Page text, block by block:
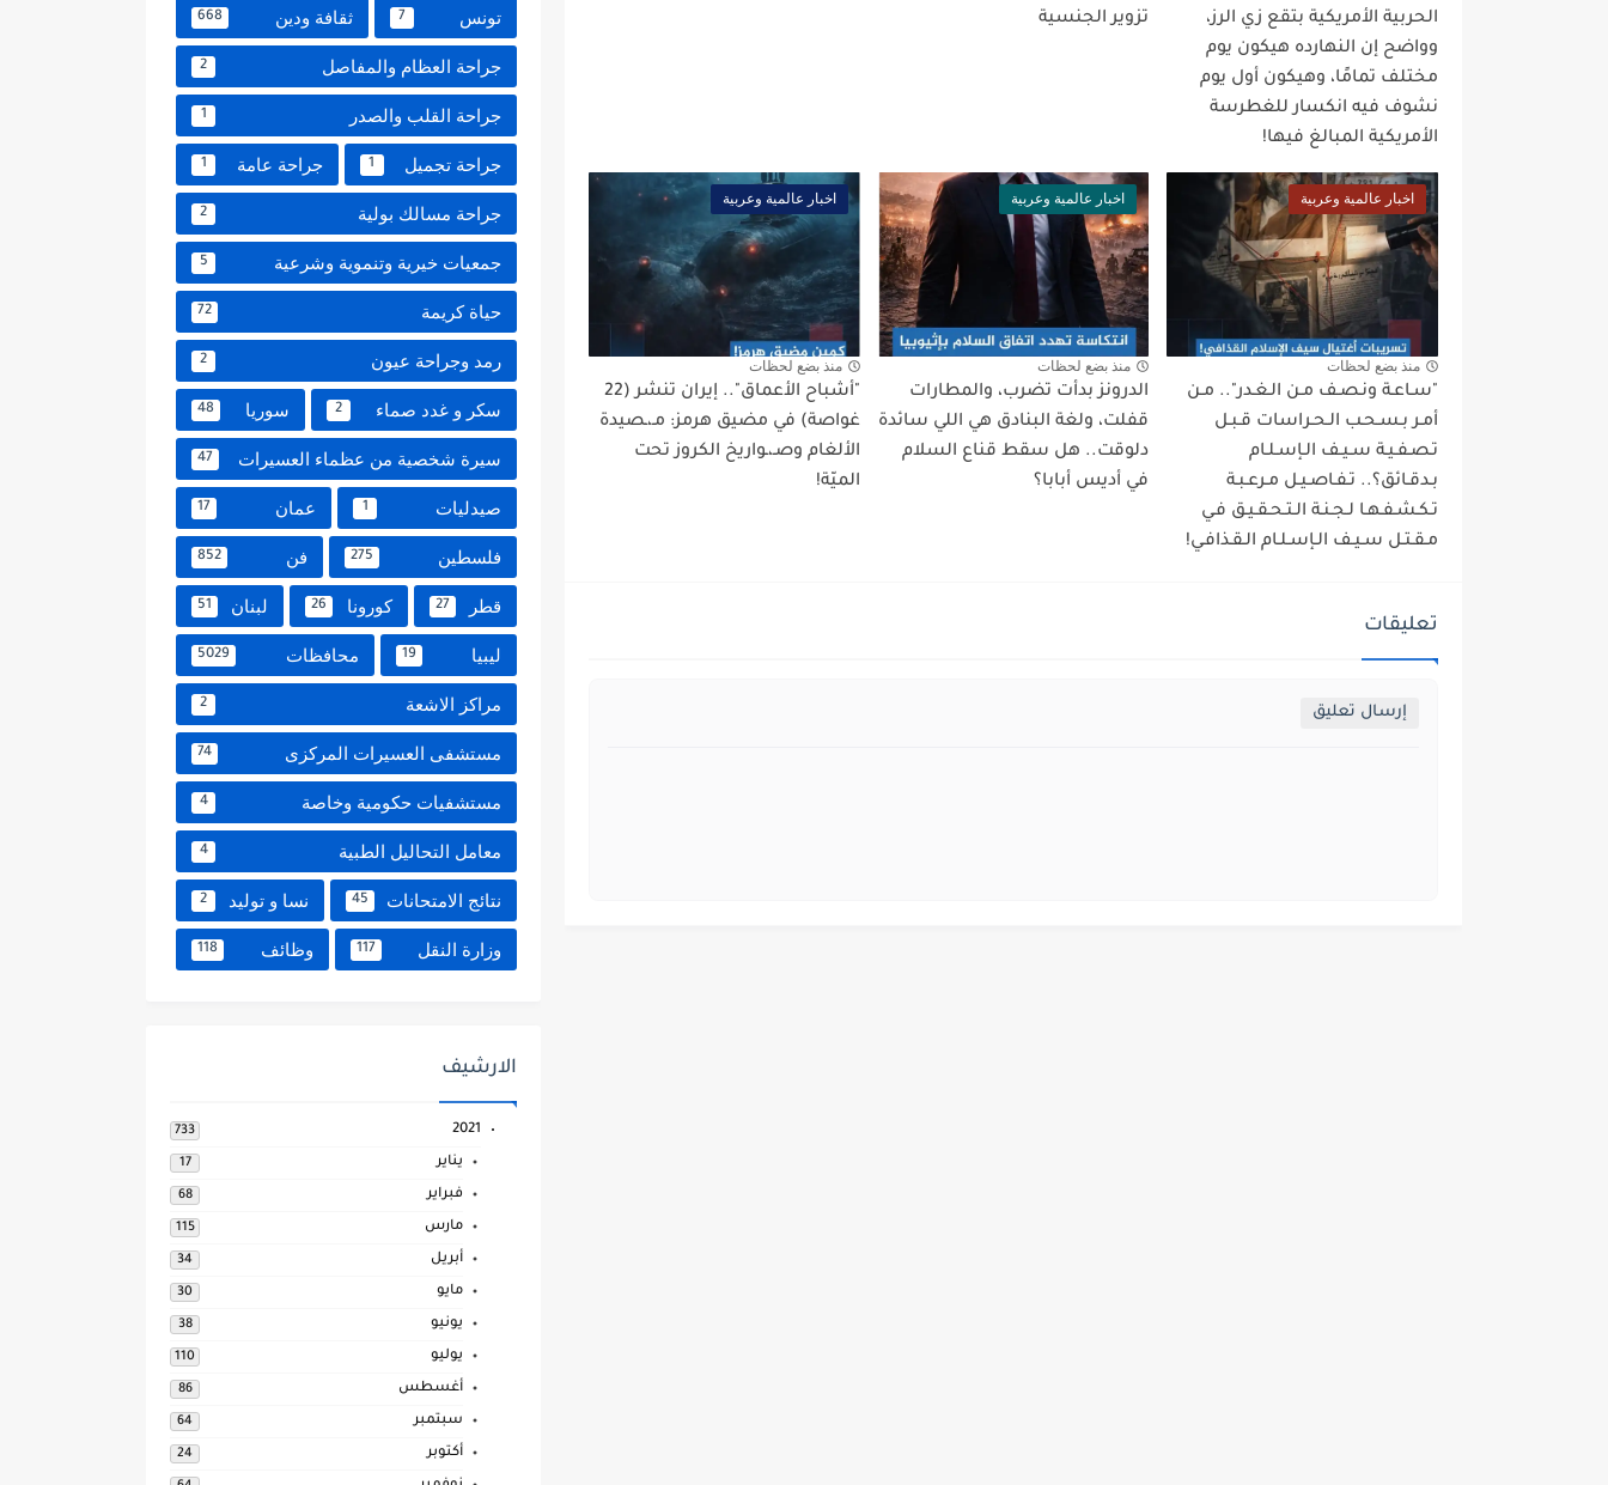
الحربية الأمريكية بتقع زي الرز،
وواضح إن النهارده هيكون يوم
مختلف تمامًا، وهيكون أول يوم
نشوف فيه انكسار للغطرسة
الأمريكية المبالغ فيها!
تزوير الجنسية
اخبار عالمية وعربية
منذ بضع لحظات
"سـاعـة ونـصـف مـن الـغـدر".. مـن
أمـر بـسـحـب الـحـراسات قـبـل
تـصـفـيـة سـيـف الـإسـلـام
بـدقـائق؟.. تـفـاصـيـل مـرعـبـة
تـكـشـفـهـا لـجـنـة الـتـحـقـيـق فـي
مـقـتـل سـيـف الـإسـلـام الـقـذافـي!
اخبار عالمية وعربية
منذ بضع لحظات
الدرونز بدأت تضرب، والمطارات
قفلت، ولغة البنادق هي اللي سائدة
دلوقت.. هل سقط قناع السلام
في أديس أبابا؟
اخبار عالمية وعربية
منذ بضع لحظات
"أشباح الأعماق".. إيران تنشر (22
غواصة) في مضيق هرمز: مـ،ـصيدة
الألغام وصـ،ـواريخ الكروز تحت
الميّة!
تعليقات
إرسال تعليق
تونس 7 ثقافة ودين 668
جراحة العظام والمفاصل 2
جراحة القلب والصدر 1
جراحة تجميل 1 جراحة عامة 1
جراحة مسالك بولية 2
جمعيات خيرية وتنموية وشرعية 5
حياة كريمة 72
رمد وجراحة عيون 2
سكر و غدد صماء 2 سوريا 48
سيرة شخصية من عظماء العسيرات 47
صيدليات 1 عمان 17
فلسطين 275 فن 852
قطر 27 كورونا 26 لبنان 51
ليبيا 19 محافظات 5029
مراكز الاشعة 2
مستشفى العسيرات المركزى 74
مستشفيات حكومية وخاصة 4
معامل التحاليل الطبية 4
نتائج الامتحانات 45 نسا و توليد 2
وزارة النقل 117 وظائف 118
الارشيف
2021
733
يناير 17
فبراير 68
مارس 115
أبريل 34
مايو 30
يونيو 38
يوليو 110
أغسطس 86
سبتمبر 64
أكتوبر 24